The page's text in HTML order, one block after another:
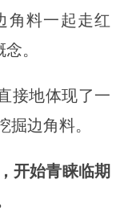
角料一起走红
。
接地体现了一
边角料。
开始青睐临期